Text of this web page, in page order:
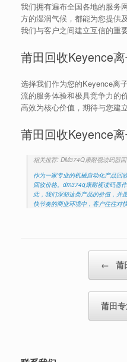
我们拥有遍布全国各地的服务
方的湿润气候，都能为您提供
我们与客户之间建立互信的重要
莆田回收Keyence
选择我们作为您的Keyence离
流的服务体验和极具竞争力的
高效为核心价值，期待与您建
莆田回收Keyence
相关推荐: DM374Q康耐视读码器
作为一家专业的机械自动化产品回
回收价格。dm374q康耐视读码器
此，我们深知这类产品的价值，并
快节奏的商业环境中，客户往往对
← 莆
莆田